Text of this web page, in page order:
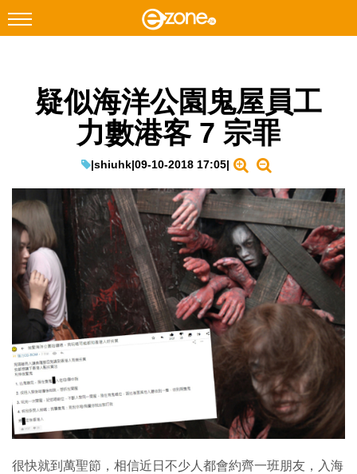
Facebook Instagram
遊戲動漫
教學評測
EduTech
IT Times
生成式AI與雲端應用
Enterprise Digital Transformation
特集
疑似海洋公園鬼屋員工
力數港客 7 宗罪
|shiuhk|09-10-2018 17:05|
很快就到萬聖節，相信近日不少人都會約齊一班朋友，入海